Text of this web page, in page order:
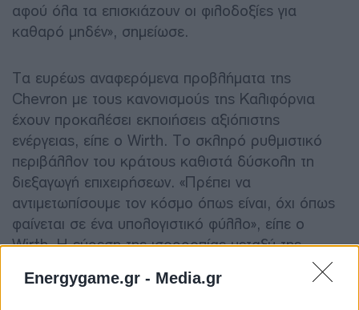
Energygame.gr - Media.gr
αφού όλα τα επισκιάζουν οι φιλοδοξίες για
καθαρό μηδέν», σημείωσε.
Τα ευρέως αναφερόμενα προβλήματα της
Chevron με τους κανονισμούς της Καλιφόρνια
έχουν προκαλέσει εκποιήσεις αξιόπιστης
ενέργειας, είπε ο Wirth. Το σκληρό ρυθμιστικό
περιβάλλον του κράτους καθιστά δύσκολη τη
διεξαγωγή επιχειρήσεων. «Πρέπει να
αντιμετωπίσουμε τον κόσμο όπως είναι, όχι όπως
φαίνεται σε ένα υπολογιστικό φύλλο», είπε ο
Wirth. Η εύρεση της ισορροπίας μεταξύ της
βιωσιμότητας και των αναγκών των πελατών θα
είναι το κλειδί για μια αποτελεσματική ενεργειακή